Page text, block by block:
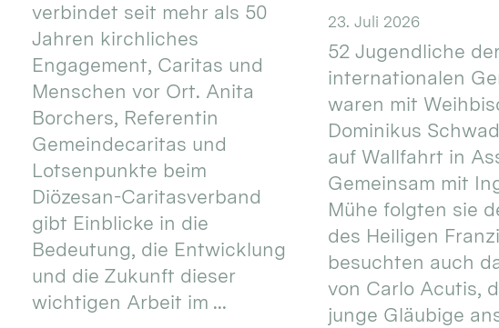
verbindet seit mehr als 50
Jahren kirchliches
Engagement, Caritas und
Menschen vor Ort. Anita
Borchers, Referentin
Gemeindecaritas und
Lotsenpunkte beim
Diözesan-Caritasverband
gibt Einblicke in die
Bedeutung, die Entwicklung
und die Zukunft dieser
wichtigen Arbeit im ...
23. Juli 2026
52 Jugendliche der
internationalen
waren mit
Dominikus
auf Wallfahrt in
Gemeinsam mit
Mühe folgten sie
des Heiligen
besuchten auch
von Carlo Acutis,
junge Gläubige